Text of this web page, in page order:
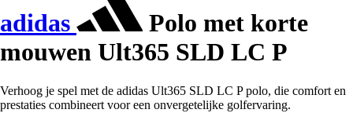
adidas
Polo met korte
mouwen Ult365 SLD LC P
Verhoog je spel met de adidas Ult365 SLD LC P polo, die comfort en
prestaties combineert voor een onvergetelijke golfervaring.